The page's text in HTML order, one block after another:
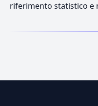
riferimento statistico e